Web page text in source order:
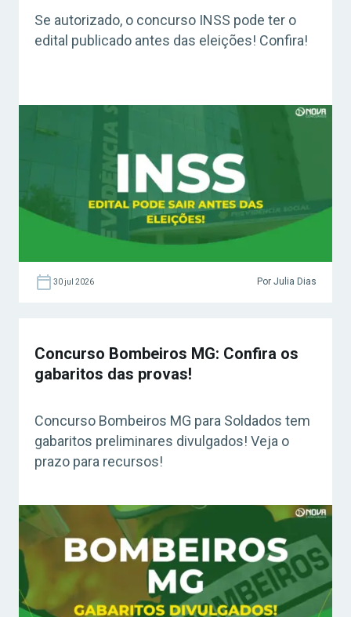
Se autorizado, o concurso INSS pode ter o
edital publicado antes das eleições! Confira!
30 jul 2026 Por Julia Dias
Concurso Bombeiros MG: Confira os
gabaritos das provas!
Concurso Bombeiros MG para Soldados tem
gabaritos preliminares divulgados! Veja o
prazo para recursos!